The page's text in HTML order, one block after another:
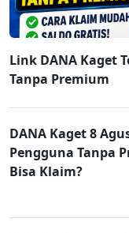
Link DANA Kaget
Tanpa Premium
DANA Kaget 8
Pengguna Tanpa
Bisa Klaim?